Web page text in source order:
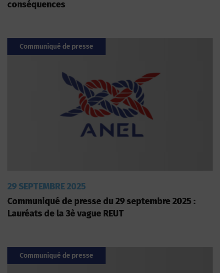
conséquences
Communiqué de presse
29 SEPTEMBRE 2025
Communiqué de presse du 29 septembre 2025 :
Lauréats de la 3è vague REUT
Communiqué de presse